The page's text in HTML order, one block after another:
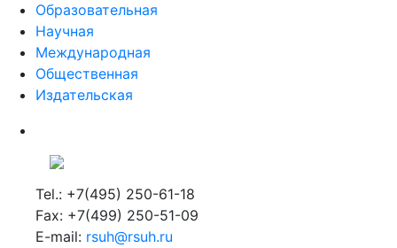
Образовательная
Научная
Международная
Общественная
Издательская
Tel.: +7(495) 250-61-18
Fax: +7(499) 250-51-09
E-mail: rsuh@rsuh.ru